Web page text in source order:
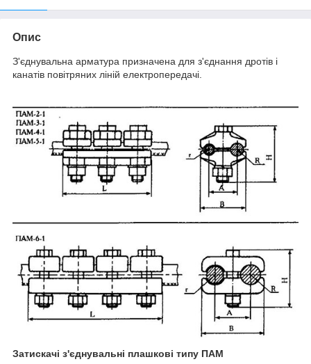
Опис
З'єднувальна арматура призначена для з'єднання дротів і
канатів повітряних ліній електропередачі.
Затискачі з'єднувальні плашкові типу ПАМ